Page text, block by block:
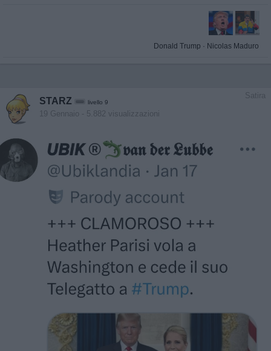
Donald Trump · Nicolas Maduro
Satira
STARZ livello 9
19 Gennaio - 5.882 visualizzazioni